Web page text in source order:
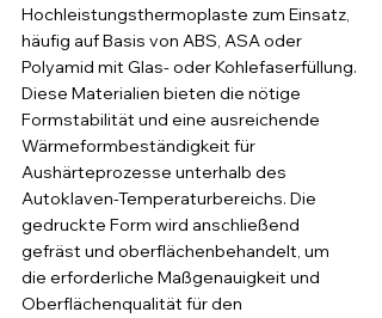
Hochleistungsthermoplaste zum Einsatz,
häufig auf Basis von ABS, ASA oder
Polyamid mit Glas- oder Kohlefaserfüllung.
Diese Materialien bieten die nötige
Formstabilität und eine ausreichende
Wärmeformbeständigkeit für
Aushärteprozesse unterhalb des
Autoklaven-Temperaturbereichs. Die
gedruckte Form wird anschließend
gefräst und oberflächenbehandelt, um
die erforderliche Maßgenauigkeit und
Oberflächenqualität für den